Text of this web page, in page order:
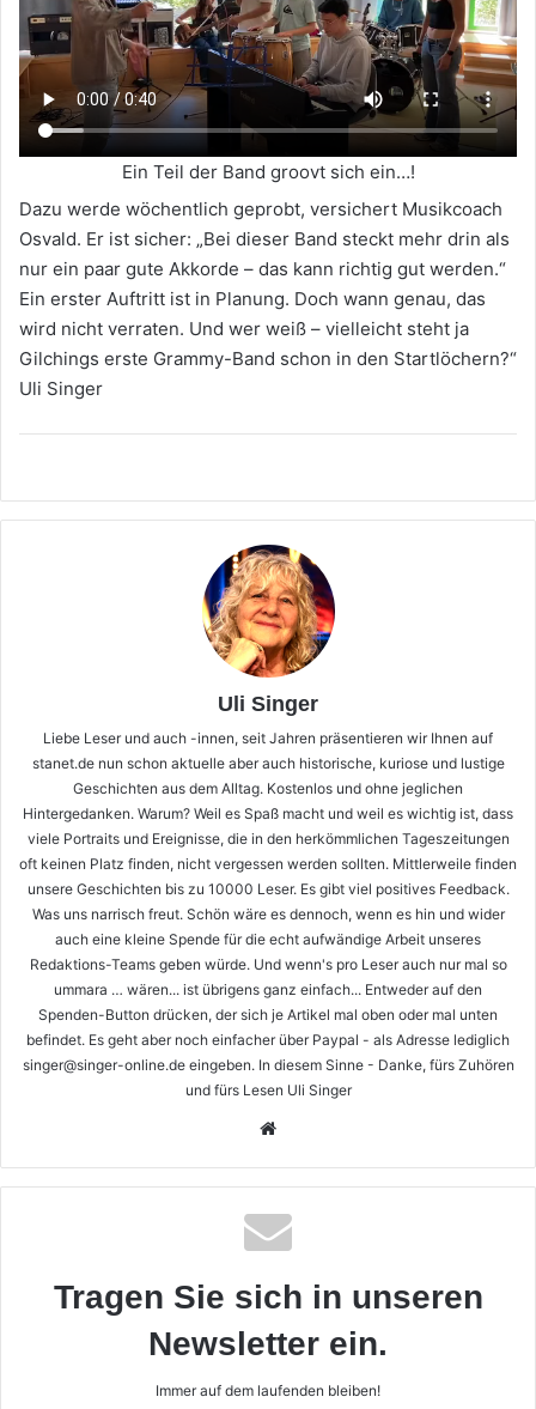
Ein Teil der Band groovt sich ein…!
Dazu werde wöchentlich geprobt, versichert Musikcoach
Osvald. Er ist sicher: „Bei dieser Band steckt mehr drin als
nur ein paar gute Akkorde – das kann richtig gut werden.“
Ein erster Auftritt ist in Planung. Doch wann genau, das
wird nicht verraten. Und wer weiß – vielleicht steht ja
Gilchings erste Grammy-Band schon in den Startlöchern?“
Uli Singer
Uli Singer
Liebe Leser und auch -innen, seit Jahren präsentieren wir Ihnen auf
stanet.de nun schon aktuelle aber auch historische, kuriose und lustige
Geschichten aus dem Alltag. Kostenlos und ohne jeglichen
Hintergedanken. Warum? Weil es Spaß macht und weil es wichtig ist, dass
viele Portraits und Ereignisse, die in den herkömmlichen Tageszeitungen
oft keinen Platz finden, nicht vergessen werden sollten. Mittlerweile finden
unsere Geschichten bis zu 10000 Leser. Es gibt viel positives Feedback.
Was uns narrisch freut. Schön wäre es dennoch, wenn es hin und wider
auch eine kleine Spende für die echt aufwändige Arbeit unseres
Redaktions-Teams geben würde. Und wenn's pro Leser auch nur mal so
ummara … wären... ist übrigens ganz einfach... Entweder auf den
Spenden-Button drücken, der sich je Artikel mal oben oder mal unten
befindet. Es geht aber noch einfacher über Paypal - als Adresse lediglich
singer@singer-online.de eingeben. In diesem Sinne - Danke, fürs Zuhören
und fürs Lesen Uli Singer
Tragen Sie sich in unseren
Newsletter ein.
Immer auf dem laufenden bleiben!